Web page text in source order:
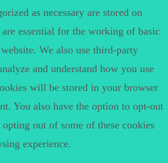
as necessary are stored on
essential for the working of basic
We also use third-party
and understand how you use
will be stored in your browser
You also have the option to opt-out
out of some of these cookies
experience.